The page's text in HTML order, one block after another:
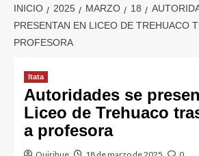
INICIO 2025 MARZO 18
PRESENTAN EN LICEO DE TREHUACO
PROFESORA
Itata
Autoridades se
Liceo de Trehuaco
a profesora